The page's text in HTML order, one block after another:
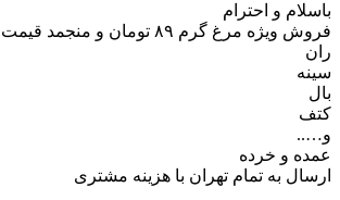
باسلام و احترام
فروش ویژه مرغ گرم ۸۹ تومان و منجمد قیمت روز
ران
سینه
بال
کتف
و…..
عمده و خرده
ارسال به تمام تهران با هزینه مشتری